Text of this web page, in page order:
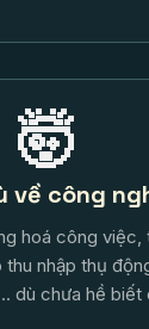
🤯
về công
hoá công việc,
thu nhập thụ
dù chưa hề biết